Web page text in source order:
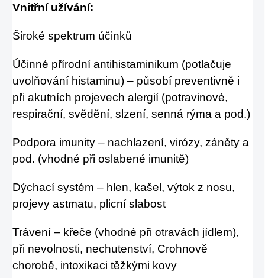
Vnitřní užívání:
Široké spektrum účinků
Účinné přírodní antihistaminikum (potlačuje
uvolňování histaminu) – působí preventivně i
při akutních projevech alergií (potravinové,
respirační, svědění, slzení, senná rýma a pod.)
Podpora imunity – nachlazení, virózy, záněty a
pod. (vhodné při oslabené imunitě)
Dýchací systém – hlen, kašel, výtok z nosu,
projevy astmatu, plicní slabost
Trávení – křeče (vhodné při otravách jídlem),
při nevolnosti, nechutenství, Crohnově
chorobě, intoxikaci těžkými kovy